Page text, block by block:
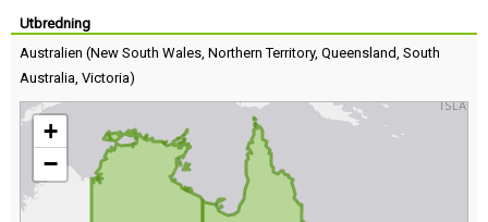
Utbredning
Australien (New South Wales, Northern Territory, Queensland, South
Australia, Victoria)
+
−